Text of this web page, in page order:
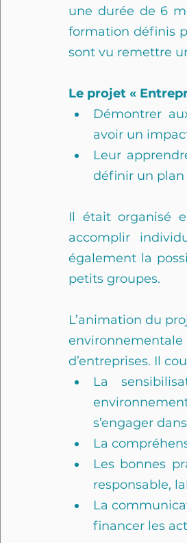
une durée de 6
formation définis
sont vu remettre
Le projet «
Démontrer
avoir un
Leur
définir un plan
Il était organisé
accomplir
également la
petits groupes.
L’animation du
d’entreprises. Il
La
s’engager
La
Les bonnes
responsable,
La
financer les